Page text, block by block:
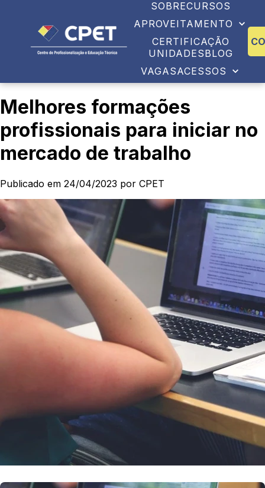
SOBRECURSOS
APROVEITAMENTO
CERTIFICAÇÃO
UNIDADESBLOG
VAGASACESSOS
Melhores formações
profissionais para iniciar no
mercado de trabalho
Publicado em 24/04/2023 por CPET